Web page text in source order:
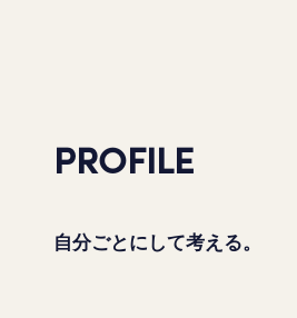
PROFILE
自分ごとにして考える。